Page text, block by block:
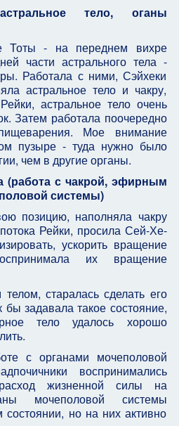
тело, оганы
Тоты - на переднем вихре
части астрального тела -
Работала с ними, Сэйхеки
астральное тело и чакру,
астральное тело очень
Затем работала поочередно
Мое внимание
пузыре - туда нужно было
чем в другие органы.
(работа с чакрой, эфирным
системы)
позицию, наполняла чакру
Рейки, просила Сей-Хе-
ускорить вращение
их вращение
старалась сделать его
задавала такое состояние,
тело удалось хорошо
с органами мочеполовой
воспринимались
жизненной силы на
мочеполовой системы
но на них активно